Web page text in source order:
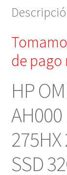
de pago
HP
SSD